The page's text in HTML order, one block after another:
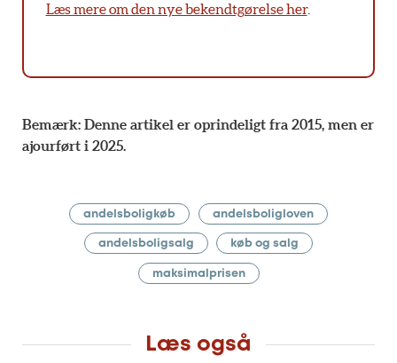
Læs mere om den nye bekendtgørelse her.
Bemærk: Denne artikel er oprindeligt fra 2015, men er
ajourført i 2025.
andelsboligkøb andelsboligloven
andelsboligsalg køb og salg
maksimalprisen
Læs også